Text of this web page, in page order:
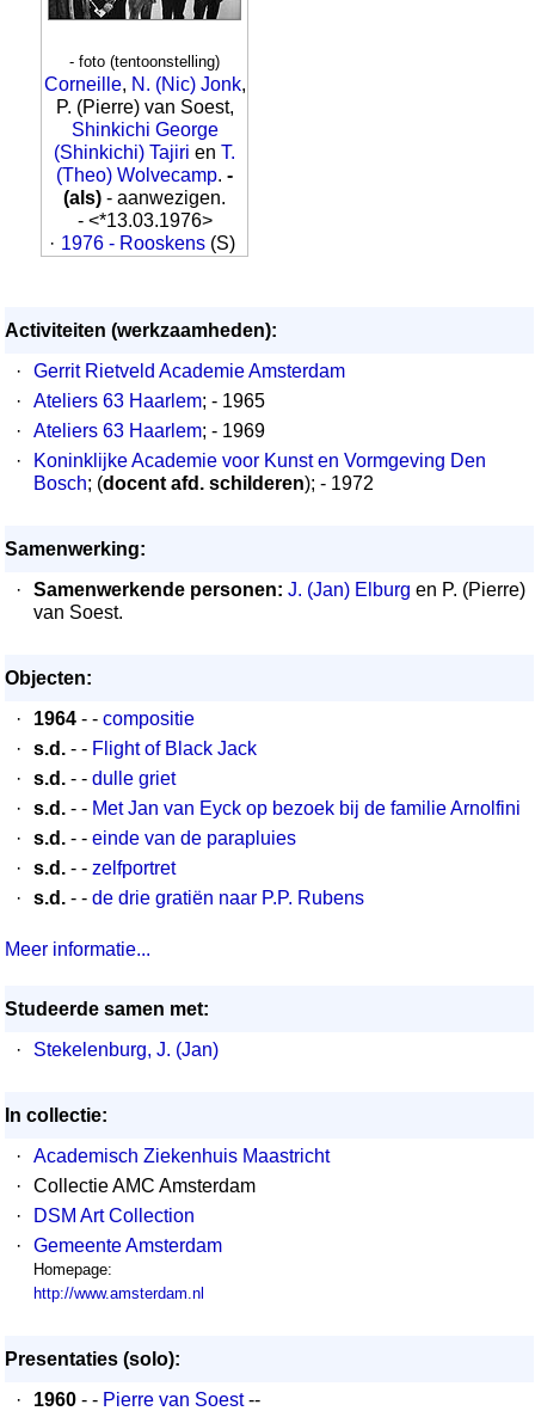
- foto (tentoonstelling)
Corneille, N. (Nic) Jonk,
P. (Pierre) van Soest,
Shinkichi George
(Shinkichi) Tajiri en T.
(Theo) Wolvecamp. -
(als) - aanwezigen.
- <*13.03.1976>
· 1976 - Rooskens (S)
Activiteiten (werkzaamheden):
·
Gerrit Rietveld Academie Amsterdam
·
Ateliers 63 Haarlem; - 1965
·
Ateliers 63 Haarlem; - 1969
·
Koninklijke Academie voor Kunst en Vormgeving Den
Bosch; (docent afd. schilderen); - 1972
Samenwerking:
·
Samenwerkende personen: J. (Jan) Elburg en P. (Pierre)
van Soest.
Objecten:
·
1964 - - compositie
·
s.d. - - Flight of Black Jack
·
s.d. - - dulle griet
·
s.d. - - Met Jan van Eyck op bezoek bij de familie Arnolfini
·
s.d. - - einde van de parapluies
·
s.d. - - zelfportret
·
s.d. - - de drie gratiën naar P.P. Rubens
Meer informatie...
Studeerde samen met:
·
Stekelenburg, J. (Jan)
In collectie:
·
Academisch Ziekenhuis Maastricht
·
Collectie AMC Amsterdam
·
DSM Art Collection
·
Gemeente Amsterdam
Homepage:
http://www.amsterdam.nl
Presentaties (solo):
·
1960 - - Pierre van Soest--